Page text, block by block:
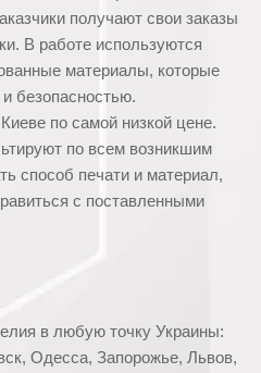
получают свои заказы
В работе используются
материалы, которые
безопасностью.
по самой низкой цене.
по всем возникшим
способ печати и материал,
с поставленными
в любую точку Украины:
Одесса, Запорожье, Львов,